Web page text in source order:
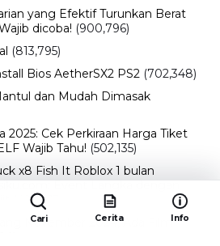
yang Efektif Turunkan Berat
dicoba! (900,796)
(813,795)
Bios AetherSX2 PS2 (702,348)
dan Mudah Dimasak
2025: Cek Perkiraan Harga Tiket
Wajib Tahu! (502,135)
x8 Fish It Roblox 1 bulan
Event Langka dengan
(424,813)
November 2024, Ada Film
Cari Cerita Info